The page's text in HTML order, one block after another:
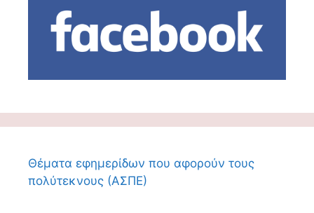
Θέματα εφημερίδων που αφορούν τους
πολύτεκνους (ΑΣΠΕ)